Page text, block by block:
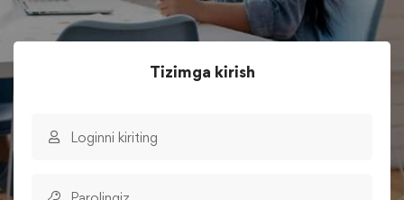
Tizimga kirish